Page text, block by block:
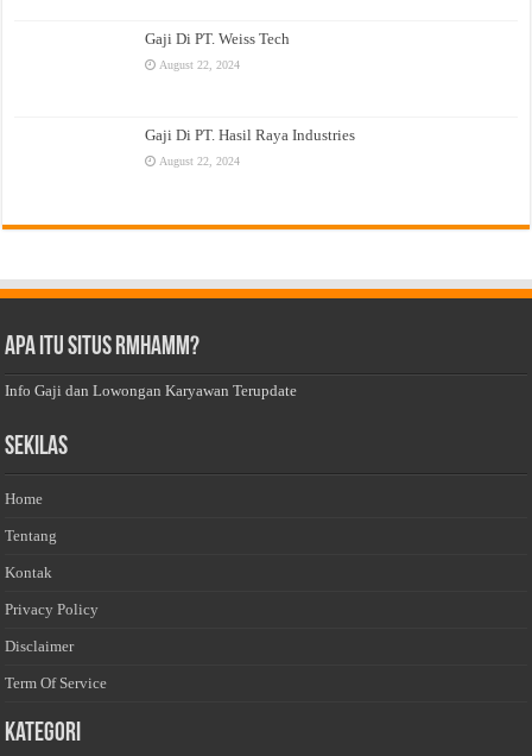
Gaji Di PT. Weiss Tech
August 22, 2024
Gaji Di PT. Hasil Raya Industries
August 22, 2024
Apa Itu Situs Rmhamm?
Info Gaji dan Lowongan Karyawan Terupdate
Sekilas
Home
Tentang
Kontak
Privacy Policy
Disclaimer
Term Of Service
Kategori